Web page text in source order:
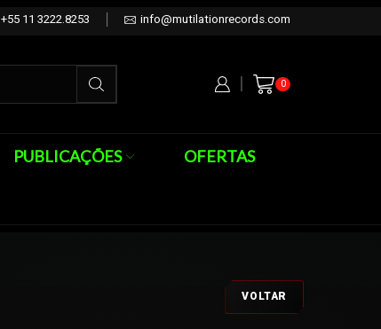
+55 11 3222.8253 info@mutilationrecords.com
0
PUBLICAÇÕES OFERTAS
VOLTAR